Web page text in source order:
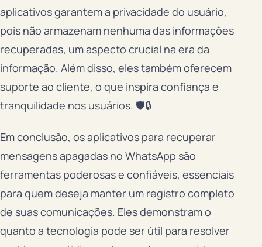
aplicativos garantem a privacidade do usuário,
pois não armazenam nenhuma das informações
recuperadas, um aspecto crucial na era da
informação. Além disso, eles também oferecem
suporte ao cliente, o que inspira confiança e
tranquilidade nos usuários. 🛡️🔒
Em conclusão, os aplicativos para recuperar
mensagens apagadas no WhatsApp são
ferramentas poderosas e confiáveis, essenciais
para quem deseja manter um registro completo
de suas comunicações. Eles demonstram o
quanto a tecnologia pode ser útil para resolver